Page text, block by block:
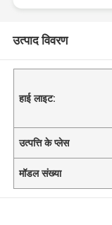
उत्पाद विवरण
हाई लाइट:
उत्पत्ति के प्लेस
मॉडल संख्या